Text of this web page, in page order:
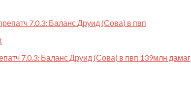
7.0.3: Баланс Друид (Сова) в пвп 139млн дамаг